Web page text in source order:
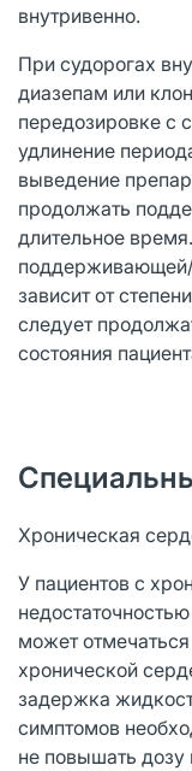
внутривенно.
При судорогах
диазепам или
передозировке с
удлинение
выведение
продолжать
длительное
поддерживающей/
зависит от
следует
состояния
Хроническая
У пациентов с
может
хронической
задержка
симптомов
не повышать дозу